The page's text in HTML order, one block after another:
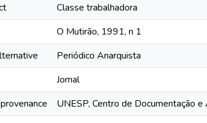
Classe trabalhadora
O Mutirão, 1991, n 1
Periódico Anarquista
Jornal
UNESP, Centro de Documentação